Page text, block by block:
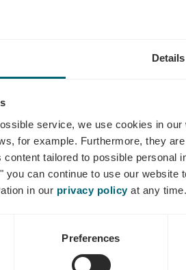
Details
service, we use cookies in our
for example. Furthermore, they
content tailored to possible
you can continue to use our
in our privacy policy at any time.
Preferences